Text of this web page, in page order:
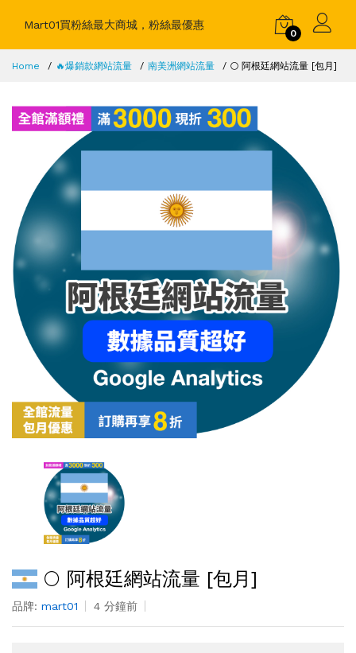
Mart01買粉絲最大商城，粉絲最優惠
0
Home 🔥爆銷款網站流量 南美洲網站流量 🌕 阿根廷網站流量 [包月]
🌕 阿根廷網站流量 [包月]
品牌: mart01 4 分鐘前